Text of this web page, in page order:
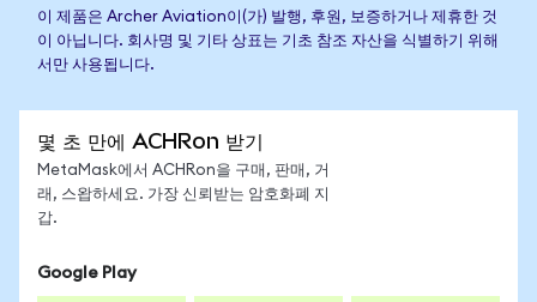
이 제품은 Archer Aviation이(가) 발행, 후원, 보증하거나 제휴한 것
이 아닙니다. 회사명 및 기타 상표는 기초 참조 자산을 식별하기 위해
서만 사용됩니다.
몇 초 만에 ACHRon 받기
MetaMask에서 ACHRon을 구매, 판매, 거
래, 스왑하세요. 가장 신뢰받는 암호화폐 지
갑.
Google Play